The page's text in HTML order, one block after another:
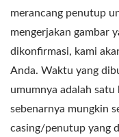
merancang penutup
mengerjakan gambar
dikonfirmasi, kami
Anda. Waktu yang
umumnya adalah
sebenarnya mungkin
casing/penutup yang